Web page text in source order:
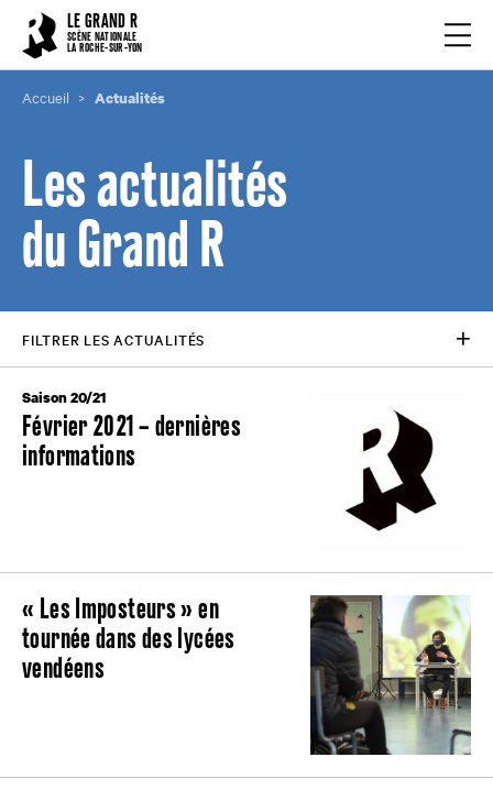
LE GRAND R
SCÈNE NATIONALE
LA ROCHE-SUR-YON
Accueil Actualités
Les actualités
du Grand R
FILTRER LES ACTUALITÉS
Saison 20/21
Février 2021 – dernières
informations
« Les Imposteurs » en
tournée dans des lycées
vendéens
Cookies management panel